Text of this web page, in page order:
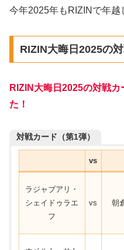
今年2025年もRIZINで年越
RIZIN大晦日2025の
RIZIN大晦日2025の対戦
た！
対戦カード（第1弾）
vs
ラジャブアリ・
シェイドゥラエ
フ
vs 朝